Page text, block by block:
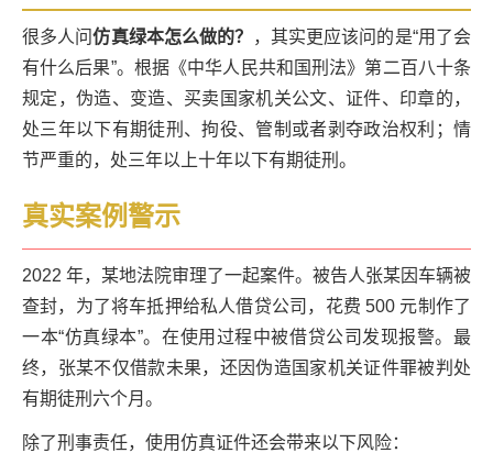
很多人问仿真绿本怎么做的？
，其实更应该问的是“用了会
有什么后果”。根据《中华人民共和国刑法》第二百八十条
规定，伪造、变造、买卖国家机关公文、证件、印章的，
处三年以下有期徒刑、拘役、管制或者剥夺政治权利；情
节严重的，处三年以上十年以下有期徒刑。
真实案例警示
2022 年，某地法院审理了一起案件。被告人张某因车辆被
查封，为了将车抵押给私人借贷公司，花费 500 元制作了
一本“仿真绿本”。在使用过程中被借贷公司发现报警。最
终，张某不仅借款未果，还因伪造国家机关证件罪被判处
有期徒刑六个月。
除了刑事责任，使用仿真证件还会带来以下风险：